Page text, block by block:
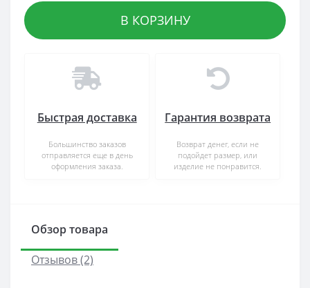
В КОРЗИНУ
Быстрая доставка
Большинство заказов
отправляется еще в день
оформления заказа.
Гарантия возврата
Возврат денег, если не
подойдет размер, или
изделие не понравится.
Обзор товара
Отзывов (2)